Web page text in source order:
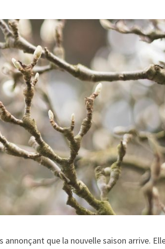
annonçant que la nouvelle saison arrive.